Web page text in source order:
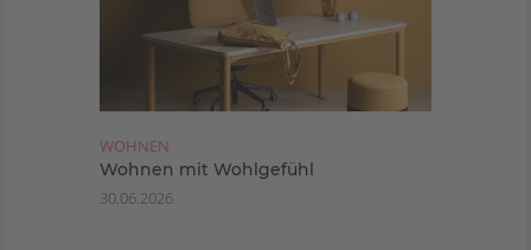
WOHNEN
Wohnen mit Wohlgefühl
30.06.2026